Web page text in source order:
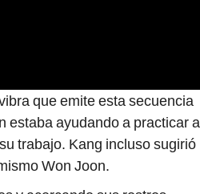
que emite esta secuencia
estaba ayudando a practicar a
trabajo. Kang incluso sugirió
Won Joon.